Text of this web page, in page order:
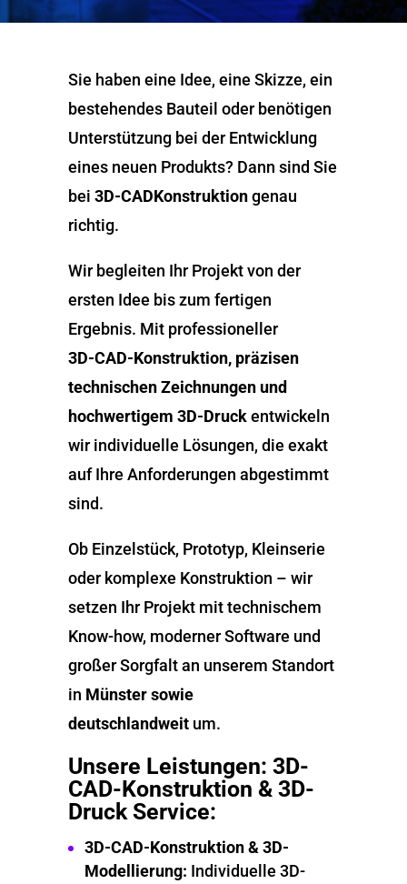
Sie haben eine Idee, eine Skizze, ein
bestehendes Bauteil oder benötigen
Unterstützung bei der Entwicklung
eines neuen Produkts? Dann sind Sie
bei 3D-CADKonstruktiongenau
richtig.
Wir begleiten Ihr Projekt von der
ersten Idee bis zum fertigen
Ergebnis. Mit professioneller
3D-CAD-Konstruktion, präzisen
technischen Zeichnungen und
hochwertigem 3D-Druckentwickeln
wir individuelle Lösungen, die exakt
auf Ihre Anforderungen abgestimmt
sind.
Ob Einzelstück, Prototyp, Kleinserie
oder komplexe Konstruktion – wir
setzen Ihr Projekt mit technischem
Know-how, moderner Software und
großer Sorgfalt an unserem Standort
in Münster sowie
deutschlandweitum.
Unsere Leistungen: 3D-
CAD-Konstruktion & 3D-
Druck Service:
3D-CAD-Konstruktion & 3D-
Modellierung: Individuelle 3D-